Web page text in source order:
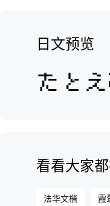
日文预览
看看大家
法华文楷 霞